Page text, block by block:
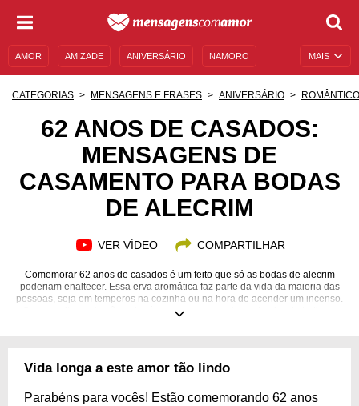
MAIS
AMOR AMIZADE ANIVERSÁRIO NAMORO
MENSAGENS E FRASES MENSAGENS DE ANIVERSÁRIO
ENTRETENIMENTO FAMOSOS BÍBLIA
CATEGORIAS MENSAGENS E FRASES ANIVERSÁRIO ROMÂNTICO
62 ANOS DE CASADOS:
MENSAGENS DE
CASAMENTO PARA BODAS
DE ALECRIM
VER VÍDEO COMPARTILHAR
Comemorar 62 anos de casados é um feito que só as bodas de alecrim
poderiam enaltecer. Essa erva aromática faz parte da vida da maioria das
pessoas, seja em temperos na cozinha ou na hora de acender um incenso.
O que muita gente não sabe é que, no casamento, o alecrim simboliza a
entre as duas pessoas que escolheram se amar.
Vida longa a este amor tão lindo
Parabéns para vocês! Estão comemorando 62 anos